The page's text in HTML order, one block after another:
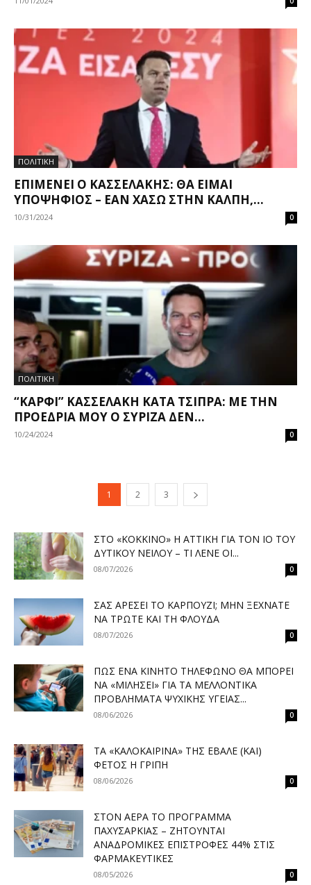
ΠΟΛΙΤΙΚΗ
ΕΠΙΜΈΝΕΙ Ο ΚΑΣΣΕΛΆΚΗΣ: ΘΑ ΕΊΜΑΙ
ΥΠΟΨΉΦΙΟΣ – ΕΆΝ ΧΆΣΩ ΣΤΗΝ ΚΆΛΠΗ,...
10/31/2024 0
ΠΟΛΙΤΙΚΗ
“ΚΑΡΦΊ” ΚΑΣΣΕΛΆΚΗ ΚΑΤΆ ΤΣΊΠΡΑ: ΜΕ ΤΗΝ
ΠΡΟΕΔΡΊΑ ΜΟΥ Ο ΣΥΡΙΖΑ ΔΕΝ...
10/24/2024 0
1 2 3
ΣΤΟ «ΚΌΚΚΙΝΟ» Η ΑΤΤΙΚΉ ΓΙΑ ΤΟΝ ΙΌ ΤΟΥ
ΔΥΤΙΚΟΎ ΝΕΊΛΟΥ – ΤΙ ΛΈΝΕ ΟΙ...
08/07/2026 0
ΣΑΣ ΑΡΈΣΕΙ ΤΟ ΚΑΡΠΟΎΖΙ; ΜΗΝ ΞΕΧΝΆΤΕ
ΝΑ ΤΡΏΤΕ ΚΑΙ ΤΗ ΦΛΟΎΔΑ
08/07/2026 0
ΠΏΣ ΈΝΑ ΚΙΝΗΤΌ ΤΗΛΈΦΩΝΟ ΘΑ ΜΠΟΡΕΊ
ΝΑ «ΜΙΛΉΣΕΙ» ΓΙΑ ΤΑ ΜΕΛΛΟΝΤΙΚΆ
ΠΡΟΒΛΉΜΑΤΑ ΨΥΧΙΚΉΣ ΥΓΕΊΑΣ...
08/06/2026 0
ΤΑ «ΚΑΛΟΚΑΙΡΙΝΆ» ΤΗΣ ΈΒΑΛΕ (ΚΑΙ)
ΦΈΤΟΣ Η ΓΡΊΠΗ
08/06/2026 0
ΣΤΟΝ ΑΈΡΑ ΤΟ ΠΡΌΓΡΑΜΜΑ
ΠΑΧΥΣΑΡΚΊΑΣ – ΖΗΤΟΎΝΤΑΙ
ΑΝΑΔΡΟΜΙΚΈΣ ΕΠΙΣΤΡΟΦΈΣ 44% ΣΤΙΣ
ΦΑΡΜΑΚΕΥΤΙΚΈΣ
08/05/2026 0